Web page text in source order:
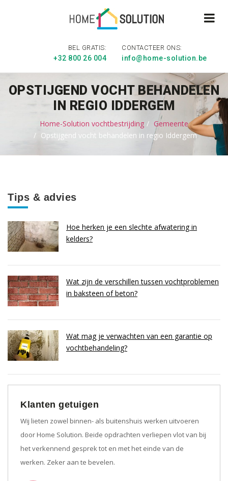
BEL GRATIS:
+32 800 26 004
CONTACTEER ONS:
info@home-solution.be
OPSTIJGEND VOCHT BEHANDELEN
IN REGIO IDDERGEM
Home-Solution vochtbestrijding
Gemeente
Opstijgend vocht behandelen in regio Iddergem
Tips & advies
Hoe herken je een slechte afwatering in
kelders?
Wat zijn de verschillen tussen vochtproblemen
in baksteen of beton?
Wat mag je verwachten van een garantie op
vochtbehandeling?
Klanten getuigen
Wij lieten zowel binnen- als buitenshuis werken uitvoeren
door Home Solution. Beide opdrachten verliepen vlot van bij
het verkennend gesprek tot en met het einde van de
werken. Zeker aan te bevelen.